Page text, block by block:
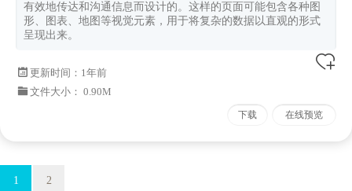
有效地传达和沟通信息而设计的。这样的页面可能包含各种图
形、图表、地图等视觉元素，用于将复杂的数据以直观的形式
呈现出来。
更新时间： 1年前
文件大小： 0.90M
下载 在线预览
1 2